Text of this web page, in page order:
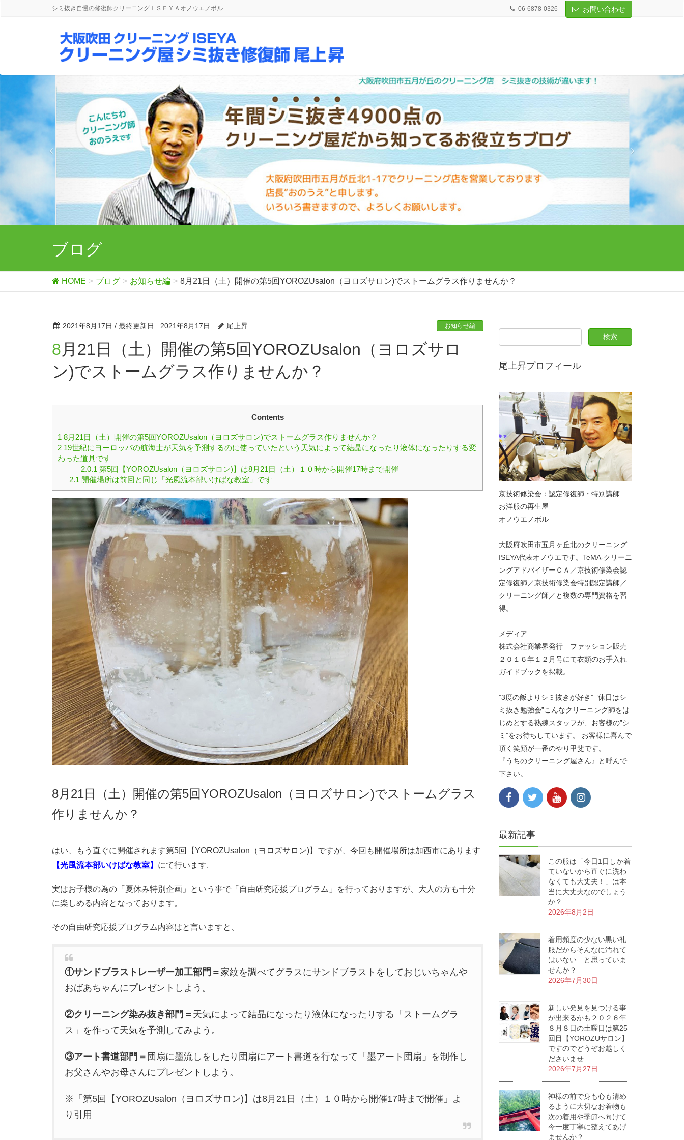
シミ抜き自慢の修復師クリーニングＩＳＥＹＡオノウエノボル 06-6878-0326 お問い合わせ
ブログ
HOME ブログ お知らせ編 8月21日（土）開催の第5回YOROZUsalon（ヨロズサロン)でストームグラス作りませんか？
2021年8月17日 / 最終更新日 : 2021年8月17日 尾上昇 お知らせ編
8月21日（土）開催の第5回YOROZUsalon（ヨロズサロ
ン)でストームグラス作りませんか？
Contents
1 8月21日（土）開催の第5回YOROZUsalon（ヨロズサロン)でストームグラス作りませんか？
2 19世紀にヨーロッパの航海士が天気を予測するのに使っていたという天気によって結晶になったり液体になったりする変
わった道具です
2.0.1 第5回【YOROZUsalon（ヨロズサロン)】は8月21日（土）１０時から開催17時まで開催
2.1 開催場所は前回と同じ「光風流本部いけばな教室」です
8月21日（土）開催の第5回YOROZUsalon（ヨロズサロン)でストームグラス
作りませんか？
はい、もう直ぐに開催されます第5回【YOROZUsalon（ヨロズサロン)】ですが、今回も開催場所は加西市にあります
【光風流本部いけばな教室】 にて行います.
実はお子様の為の「夏休み特別企画」という事で「自由研究応援プログラム」を行っておりますが、大人の方も十分
に楽しめる内容となっております。
その自由研究応援プログラム内容はと言いますと、
①サンドブラストレーザー加工部門＝ 家紋を調べてグラスにサンドブラストをしておじいちゃんや
おばあちゃんにプレゼントしよう。
②クリーニング染み抜き部門＝ 天気によって結晶になったり液体になったりする「ストームグラ
ス」を作って天気を予測してみよう。
③アート書道部門＝ 団扇に墨流しをしたり団扇にアート書道を行なって「墨アート団扇」を制作し
お父さんやお母さんにプレゼントしよう。
※「第5回【YOROZUsalon（ヨロズサロン)】は8月21日（土）１０時から開催17時まで開催」よ
り引用
尾上昇プロフィール
京技術修染会：認定修復師・特別講師
お洋服の再生屋
オノウエノボル
大阪府吹田市五月ヶ丘北のクリーニング
ISEYA代表オノウエです。TeMA-クリーニ
ングアドバイザーＣＡ／京技術修染会認
定修復師／京技術修染会特別認定講師／
クリーニング師／と複数の専門資格を習
得。
メディア
株式会社商業界発行 ファッション販売
２０１６年１２月号にて衣類のお手入れ
ガイドブックを掲載。
”3度の飯よりシミ抜きが好き” ”休日はシ
ミ抜き勉強会”こんなクリーニング師をは
じめとする熟練スタッフが、お客様の”シ
ミ”をお待ちしています。 お客様に喜んで
頂く笑顔が一番のやり甲斐です。
『うちのクリーニング屋さん』と呼んで
下さい。
最新記事
この服は「今日1日しか着
ていないから直ぐに洗わ
なくても大丈夫！」は本
当に大丈夫なのでしょう
か？
2026年8月2日
着用頻度の少ない黒い礼
服だからそんなに汚れて
はいない…と思っていま
せんか？
2026年7月30日
新しい発見を見つける事
が出来るかも２０２６年
８月８日の土曜日は第25
回目【YOROZUサロン】
ですのでどうぞお越しく
ださいませ
2026年7月27日
神様の前で身も心も清め
るように大切なお着物も
次の着用や季節へ向けて
今一度丁寧に整えてあげ
ませんか？